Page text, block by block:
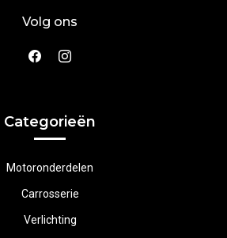
Volg ons
Categorieën
Motoronderdelen
Carrosserie
Verlichting